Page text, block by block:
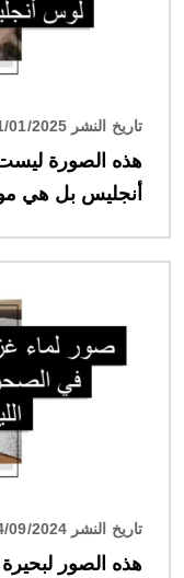
تاريخ النشر 21/01/2025 الساعة 14:37
هذه الصورة
أنجليس بل هي
تاريخ النشر 04/09/2024 الساعة 10:44
هذه الصور